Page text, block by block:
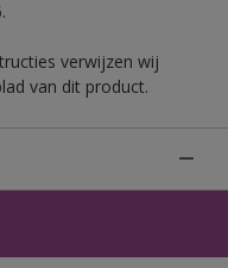
verwijzen wij
van dit product.